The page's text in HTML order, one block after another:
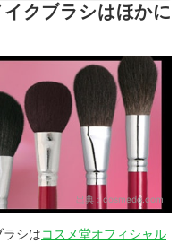
クブラシはほかに
出典： cosmedo.com
シはコスメ堂オフィシャル